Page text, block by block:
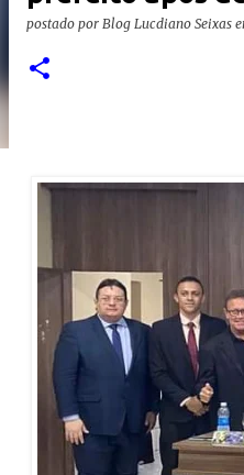
postado por Blog Lucdiano Seixas